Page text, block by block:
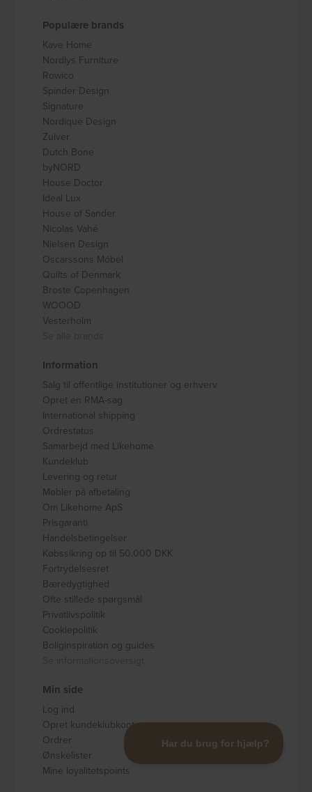
Populære brands
Kave Home
Nordlys Furniture
Rowico
Spinder Design
Signature
Nordique Design
Zuiver
Dutch Bone
byNORD
House Doctor
Ideal Lux
House of Sander
Nicolas Vahé
Nielsen Design
Oscarssons Móbel
Quilts of Denmark
Broste Copenhagen
WOOOD
Vesterholm
Information
Salg til offentlige institutioner og erhverv
Opret en RMA-sag
International shipping
Ordrestatus
Samarbejd med Likehome
Kundeklub
Levering og retur
Møbler på afbetaling
Om Likehome ApS
Prisgaranti
Handelsbetingelser
Købssikring op til 50.000 DKK
Fortrydelsesret
Bæredygtighed
Ofte stillede spørgsmål
Privatlivspolitik
Cookiepolitik
Boliginspiration og guides
Min side
Log ind
Opret kundeklubkonto
Ordrer
Ønskelister
Mine loyalitetspoints